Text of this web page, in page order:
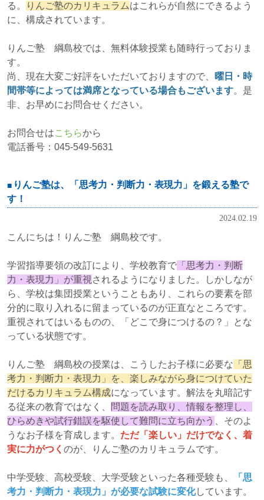
る。
りんご塾のカリキュラムはこれらが自然にできるよう
に、構成されています。
りんご塾 綱島校では、無料体験授業も随時行っておりま
す。
尚、現在大変ご好評をいただいておりますので、
曜日・時
間帯等によっては満席となっている場合もございます。是
非、お早めにお問合せください。
お問合せはこちらから
電話番号：045-549-5631
りんご塾は、「思考力・判断力・表現力」を鍛える塾で
す！
2024.02.19
こんにちは！りんご塾 綱島校です。
学習指導要領の改訂により、学校教育で 「思考力・判断
力・表現力」が重視 されるようになりました。しかしなが
ら、学校は集団授業ということもあり、これらの要素を部
分的に取り入れるに留まっているのが正直なところです。
重視されてはいるものの、「どこで身につけるの？」とな
っている状態です。
りんご塾 綱島校の授業は、こうしたお子様に必要な 「思
考力・判断力・表現力」を、楽しみながら身につけていた
だけるカリキュラム構成になっています。解法を丸暗記す
る従来の教育ではなく、
問題を読み取り、情報を整理し、
ひらめきや試行錯誤を駆使して難問に立ち向かう
、そのよ
うなお子様を育成します。 ただ「楽しい」だけでなく、着
実に力がつく のが、りんご塾のカリキュラムです。
中学受験、高校受験、大学受験といった各種受験も、
「思
考力・判断力・表現力」が必要な試験に変化しています。